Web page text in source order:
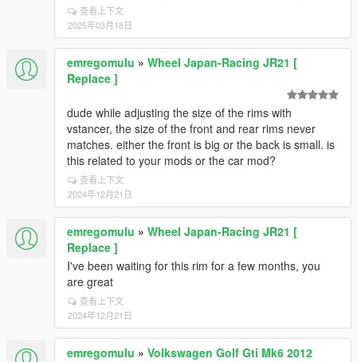
查看上下文
2025年03月18日
emregomulu » Wheel Japan-Racing JR21 [
Replace ]
dude while adjusting the size of the rims with
vstancer, the size of the front and rear rims never
matches. either the front is big or the back is small. is
this related to your mods or the car mod?
查看上下文
2024年12月21日
emregomulu » Wheel Japan-Racing JR21 [
Replace ]
I've been waiting for this rim for a few months, you
are great
查看上下文
2024年12月21日
emregomulu » Volkswagen Golf Gti Mk6 2012